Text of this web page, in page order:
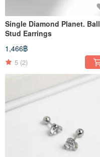
Single Diamond Planet. Ball
Stud Earrings
1,466฿
5 (2)